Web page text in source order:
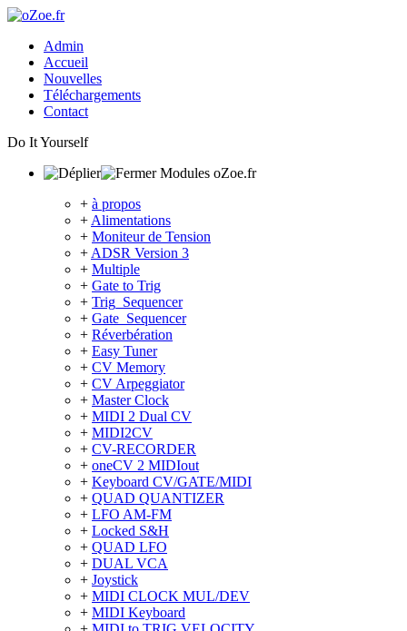
Admin
Accueil
Nouvelles
Téléchargements
Contact
Do It Yourself
Modules oZoe.fr
+ à propos
+ Alimentations
+ Moniteur de Tension
+ ADSR Version 3
+ Multiple
+ Gate to Trig
+ Trig_Sequencer
+ Gate_Sequencer
+ Réverbération
+ Easy Tuner
+ CV Memory
+ CV Arpeggiator
+ Master Clock
+ MIDI 2 Dual CV
+ MIDI2CV
+ CV-RECORDER
+ oneCV 2 MIDIout
+ Keyboard CV/GATE/MIDI
+ QUAD QUANTIZER
+ LFO AM-FM
+ Locked S&H
+ QUAD LFO
+ DUAL VCA
+ Joystick
+ MIDI CLOCK MUL/DEV
+ MIDI Keyboard